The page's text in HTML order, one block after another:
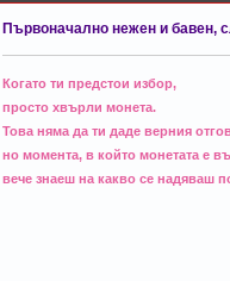
Първоначално нежен и бавен,
Когато ти предстои избор,
просто хвърли монета.
Това няма да ти даде верния
но момента, в който монетата е
вече знаеш на какво се надяваш